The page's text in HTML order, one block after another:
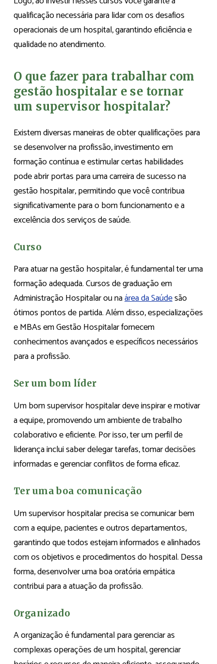
qualificação necessária para lidar com os desafios
operacionais de um hospital, garantindo eficiência e
qualidade no atendimento.
O que fazer para trabalhar com
gestão hospitalar e se tornar
um supervisor hospitalar?
Existem diversas maneiras de obter qualificações para
se desenvolver na profissão, investimento em
formação contínua e estimular certas habilidades
pode abrir portas para uma carreira de sucesso na
gestão hospitalar, permitindo que você contribua
significativamente para o bom funcionamento e a
excelência dos serviços de saúde.
Curso
Para atuar na gestão hospitalar, é fundamental ter uma
formação adequada. Cursos de graduação em
Administração Hospitalar ou naárea da Saúdesão
ótimos pontos de partida. Além disso, especializações
e MBAs em Gestão Hospitalar fornecem
conhecimentos avançados e específicos necessários
para a profissão.
Ser um bom líder
Um bom supervisor hospitalar deve inspirar e motivar
a equipe, promovendo um ambiente de trabalho
colaborativo e eficiente. Por isso, ter um perfil de
liderança inclui saber delegar tarefas, tomar decisões
informadas e gerenciar conflitos de forma eficaz.
Ter uma boa comunicação
Um supervisor hospitalar precisa se comunicar bem
com a equipe, pacientes e outros departamentos,
garantindo que todos estejam informados e alinhados
com os objetivos e procedimentos do hospital. Dessa
forma, desenvolver uma boa oratória empática
contribui para a atuação da profissão.
Organizado
A organização é fundamental para gerenciar as
complexas operações de um hospital, gerenciar